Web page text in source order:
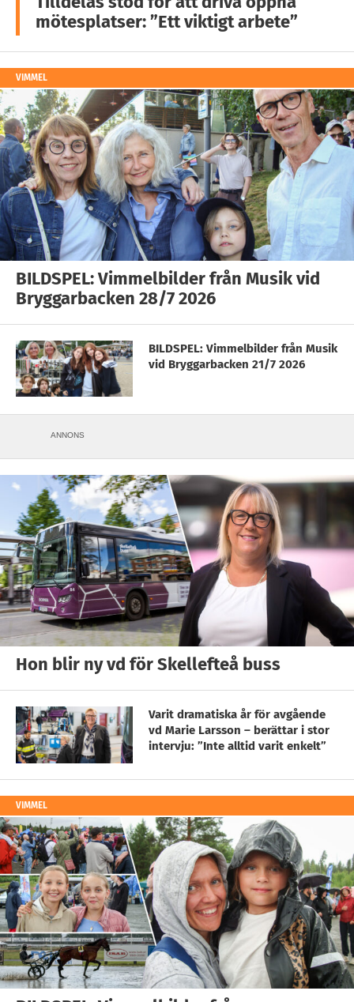
mötesplatser: ”Ett viktigt arbete”
VIMMEL
BILDSPEL: Vimmelbilder från Musik vid
Bryggarbacken 28/7 2026
BILDSPEL: Vimmelbilder från Musik
vid Bryggarbacken 21/7 2026
ANNONS
Hon blir ny vd för Skellefteå buss
Varit dramatiska år för avgående
vd Marie Larsson – berättar i stor
intervju: ”Inte alltid varit enkelt”
VIMMEL